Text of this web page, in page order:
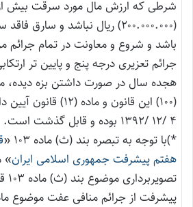
شرطی که ارزش مال مورد سرقت بیش‌
(۲۰۰.۰۰۰.۰۰۰) ریال نباشد و سارق
باشد و شروع و معاونت در تمام جرائم
جرائم تعزیری درجه پنج و پایین ‌تر
(۱۰۰) این قانون و
۴ /۱۲ /۱۳۹۲ بوده و قابل گذشت است.
*)با توجه به تبصره بند (ث) ماده ۱۰۳ «
هفتم پیشرفت جمهوری اسلامی ایران